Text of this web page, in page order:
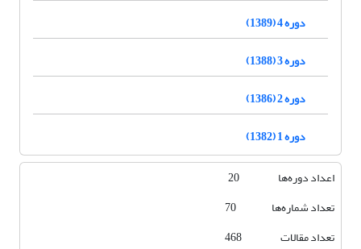
دوره 4 (1389)
دوره 3 (1388)
دوره 2 (1386)
دوره 1 (1382)
اعداد دوره‌ها 20
تعداد شماره‌ها 70
تعداد مقالات 468